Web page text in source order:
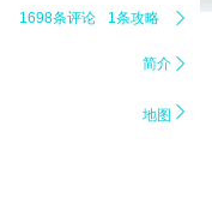
1698条评论 1条攻略 
简介 
地图 